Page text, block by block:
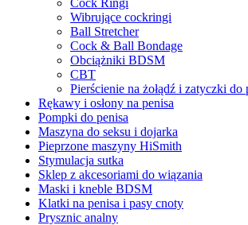
Cock Ringi
Wibrujące cockringi
Ball Stretcher
Cock & Ball Bondage
Obciążniki BDSM
CBT
Pierścienie na żołądź i zatyczki do
Rękawy i osłony na penisa
Pompki do penisa
Maszyna do seksu i dojarka
Pieprzone maszyny HiSmith
Stymulacja sutka
Sklep z akcesoriami do wiązania
Maski i kneble BDSM
Klatki na penisa i pasy cnoty
Prysznic analny